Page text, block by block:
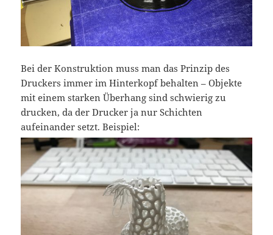
Bei der Konstruktion muss man das Prinzip des
Druckers immer im Hinterkopf behalten – Objekte
mit einem starken Überhang sind schwierig zu
drucken, da der Drucker ja nur Schichten
aufeinander setzt. Beispiel: